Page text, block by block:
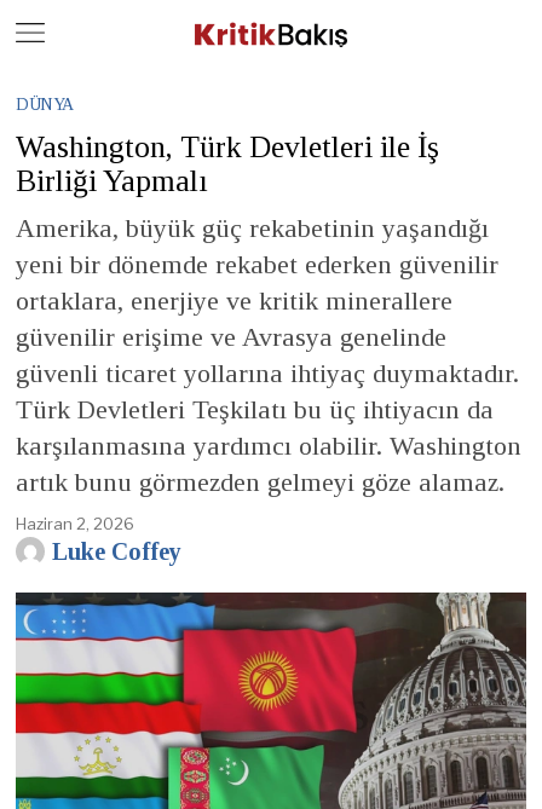
DÜNYA
Washington, Türk Devletleri ile İş
Birliği Yapmalı
Amerika, büyük güç rekabetinin yaşandığı
yeni bir dönemde rekabet ederken güvenilir
ortaklara, enerjiye ve kritik minerallere
güvenilir erişime ve Avrasya genelinde
güvenli ticaret yollarına ihtiyaç duymaktadır.
Türk Devletleri Teşkilatı bu üç ihtiyacın da
karşılanmasına yardımcı olabilir. Washington
artık bunu görmezden gelmeyi göze alamaz.
Haziran 2, 2026
Luke Coffey